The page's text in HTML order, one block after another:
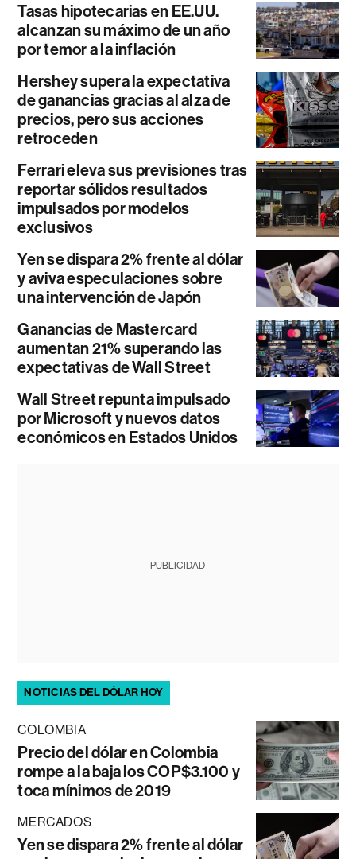
Tasas hipotecarias en EE.UU.
alcanzan su máximo de un año
por temor a la inflación
Hershey supera la expectativa
de ganancias gracias al alza de
precios, pero sus acciones
retroceden
Ferrari eleva sus previsiones tras
reportar sólidos resultados
impulsados por modelos
exclusivos
Yen se dispara 2% frente al dólar
y aviva especulaciones sobre
una intervención de Japón
Ganancias de Mastercard
aumentan 21% superando las
expectativas de Wall Street
Wall Street repunta impulsado
por Microsoft y nuevos datos
económicos en Estados Unidos
PUBLICIDAD
NOTICIAS DEL DÓLAR HOY
COLOMBIA
Precio del dólar en Colombia
rompe a la baja los COP$3.100 y
toca mínimos de 2019
MERCADOS
Yen se dispara 2% frente al dólar